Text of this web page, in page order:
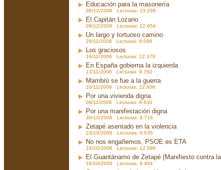
Educación para la masonería
08/12/2006 Lecturas: 13.298
El Capitán Lozano
08/12/2006 Lecturas: 12.954
Un largo y tortuoso camino
29/11/2006 Lecturas: 9.096
Los graciosos
19/11/2006 Lecturas: 12.179
En España gobierna la izquierda
13/11/2006 Lecturas: 9.762
Mambrú se fue a la guerra
10/11/2006 Lecturas: 12.806
Por una vivienda digna
08/11/2006 Lecturas: 9.630
Por una manifestación digna
30/10/2006 Lecturas: 9.716
Zetapé asentado en la violencia
23/10/2006 Lecturas: 9.635
No nos engañemos, PSOE es ETA
19/10/2006 Lecturas: 12.086
El Guantánamo de Zetapé (Manifiesto contra
18/10/2006 Lecturas: 9.464